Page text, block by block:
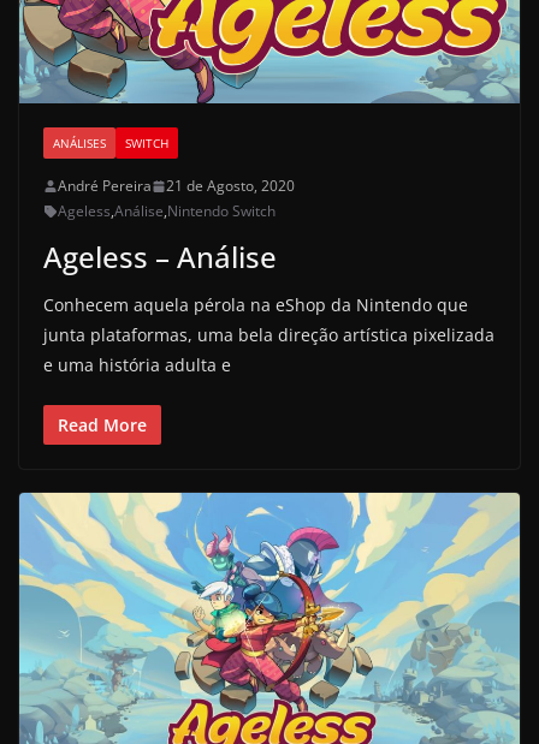
ANÁLISES SWITCH
André Pereira
21 de Agosto, 2020
Ageless,Análise,Nintendo Switch
Ageless – Análise
Conhecem aquela pérola na eShop da Nintendo que
junta plataformas, uma bela direção artística pixelizada
e uma história adulta e
Read More